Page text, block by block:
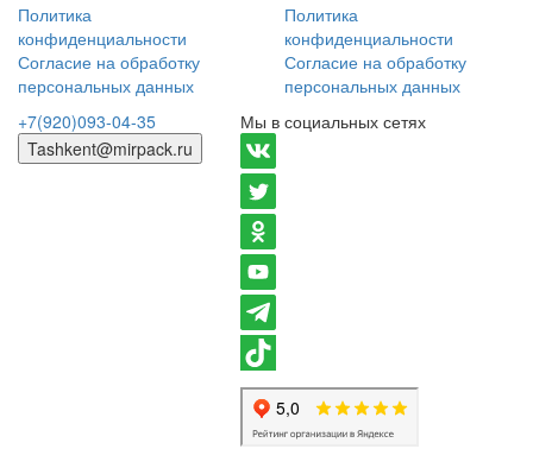
Политика
конфиденциальности
Согласие на обработку
персональных данных
Политика
конфиденциальности
Согласие на обработку
персональных данных
+7(920)093-04-35
Tashkent@mirpack.ru
Мы в социальных сетях